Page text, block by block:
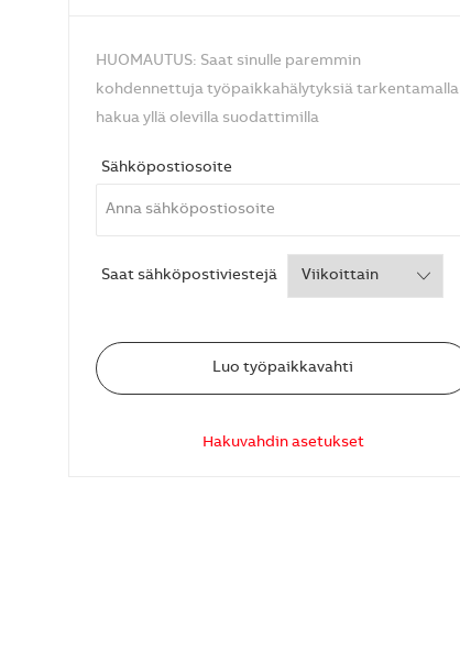
HUOMAUTUS: Saat sinulle paremmin
kohdennettuja työpaikkahälytyksiä tarkentamalla
hakua yllä olevilla suodattimilla
SähköpostiosoiteRequired
Saat sähköpostiviestejäRequired
Luo työpaikkavahti
Hakuvahdin asetukset